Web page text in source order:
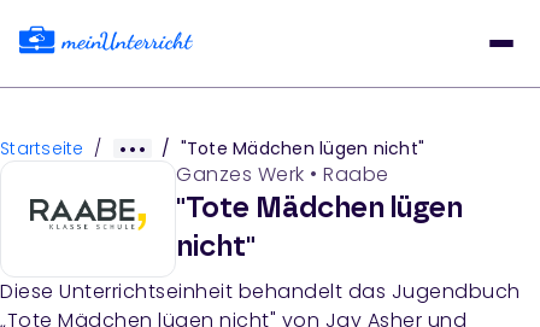
Startseite / / "Tote Mädchen lügen nicht"
Ganzes Werk • Raabe
"Tote Mädchen lügen
nicht"
Diese Unterrichtseinheit behandelt das Jugendbuch
„Tote Mädchen lügen nicht" von Jay Asher und